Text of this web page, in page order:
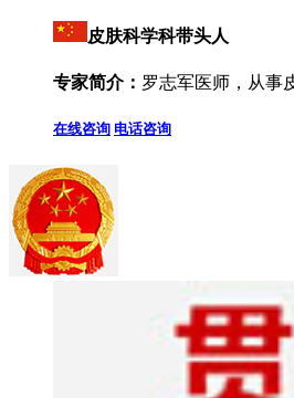
皮肤科学科带头人
专家简介： 罗志军医师，从事
在线咨询 电话咨询